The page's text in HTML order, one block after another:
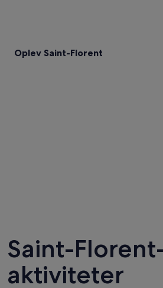
Oplev Saint-Florent
Saint-
aktiviteter